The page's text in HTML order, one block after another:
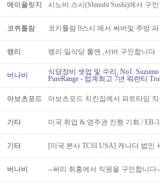
메이플릿지 시노비 스시(Shinobi Sushi)에서 구
코퀴틀람 코키틀람 0스시 에서 써버및 주방
랭리 랭리 일식당 롤맨 ,서버 구인합니다
버나비
식당장비 셋업 및 수리, No1.
PureRange - 업계최고 7년 워런티
아보츠포드 아보츠포드 치킨집에서 파트타임
기타 미국 취업 & 영주권 진행 기회 / EB-
기타 [미국 본사 TCSI USA] 캐나다 법인
버나비 --써리 취홍에서 직원을 구인합니다